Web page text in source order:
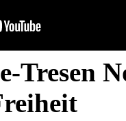
Tresen